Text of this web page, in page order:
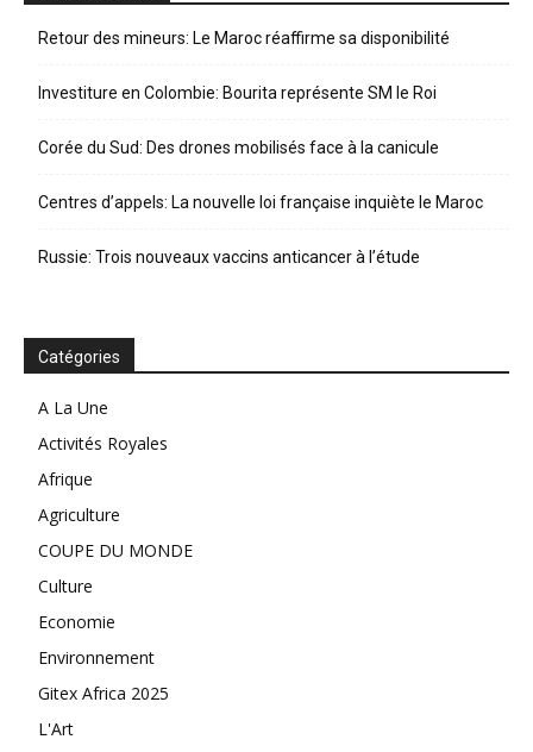
Retour des mineurs: Le Maroc réaffirme sa disponibilité
Investiture en Colombie: Bourita représente SM le Roi
Corée du Sud: Des drones mobilisés face à la canicule
Centres d’appels: La nouvelle loi française inquiète le Maroc
Russie: Trois nouveaux vaccins anticancer à l’étude
Catégories
A La Une
Activités Royales
Afrique
Agriculture
COUPE DU MONDE
Culture
Economie
Environnement
Gitex Africa 2025
L'Art